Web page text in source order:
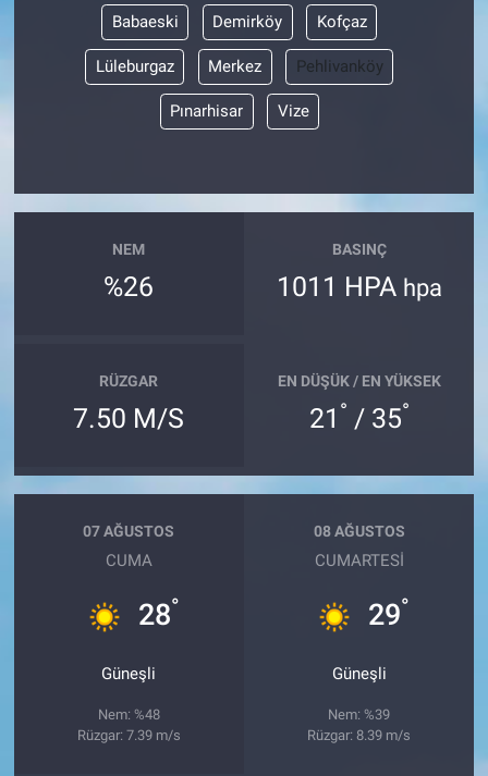
Babaeski Demirköy Kofçaz
Lüleburgaz Merkez Pehlivanköy
Pınarhisar Vize
NEM
%26
BASINÇ
1011 HPA hpa
RÜZGAR
7.50 M/S
EN DÜŞÜK / EN YÜKSEK
21 ° / 35°
07 AĞUSTOS
CUMA
28°
Güneşli
Nem: %48
Rüzgar: 7.39 m/s
08 AĞUSTOS
CUMARTESI
29°
Güneşli
Nem: %39
Rüzgar: 8.39 m/s